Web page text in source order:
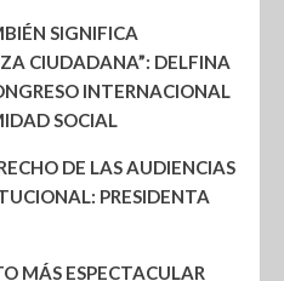
SIGNIFICA
CIUDADANA”: DELFINA
INTERNACIONAL
SOCIAL
DE LAS AUDIENCIAS
PRESIDENTA
MÁS ESPECTACULAR